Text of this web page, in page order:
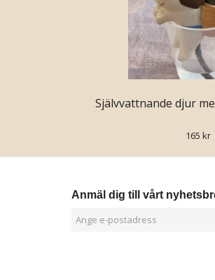
Självvattnande djur
165 kr
Anmäl dig till vårt